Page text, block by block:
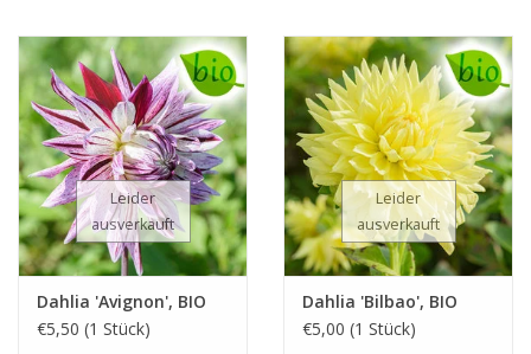
Leider
ausverkauft
Dahlia 'Avignon', BIO
€5,50 (1 Stück)
Leider
ausverkauft
Dahlia 'Bilbao', BIO
€5,00 (1 Stück)